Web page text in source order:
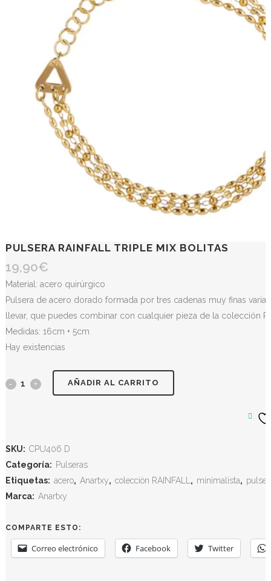
PULSERA RAINFALL TRIPLE MIX BOLITAS
19,90€
Material: acero quirúrgico
Pulsera de acero dorado formada por tres cadenas muy finas
llevar, que puedes combinar con cualquier pieza de la colección
Medidas: 16cm + 5cm
Hay existencias
AÑADIR AL CARRITO
SKU: CPU406 D
Categoría: Pulseras
Etiquetas: acero, Anartxy, colección RAINFALL , minimalista,
Marca: Anartxy
COMPARTE ESTO:
Correo electrónico Facebook Twitter